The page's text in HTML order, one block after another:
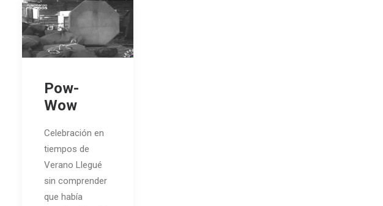
Pow-
Wow
Celebración en
tiempos de
Verano Llegué
sin comprender
que había